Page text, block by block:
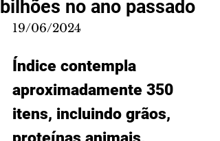
bilhões no ano passado
19/06/2024
Índice contempla
aproximadamente 350
itens, incluindo grãos,